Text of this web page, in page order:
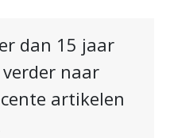
dan 15 jaar
naar
artikelen